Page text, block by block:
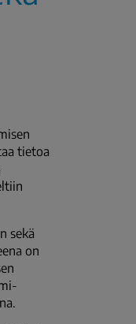
tietoa
sekä
on